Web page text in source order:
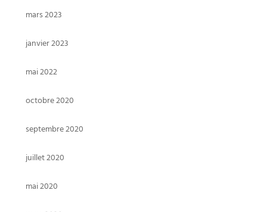
mars 2023
janvier 2023
mai 2022
octobre 2020
septembre 2020
juillet 2020
mai 2020